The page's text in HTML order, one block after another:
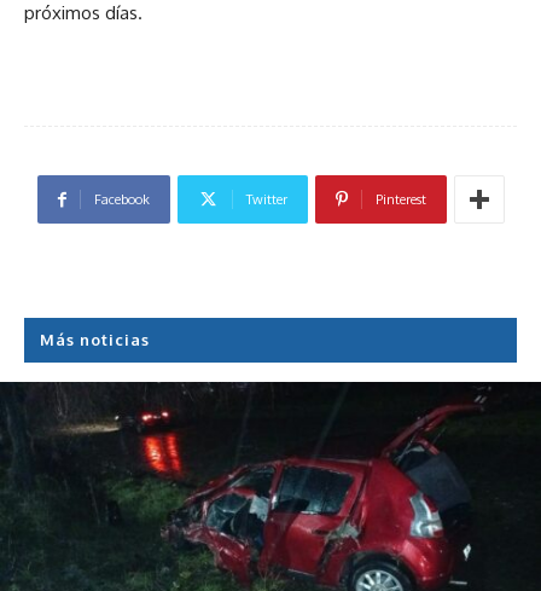
próximos días.
Facebook Twitter Pinterest
Más noticias